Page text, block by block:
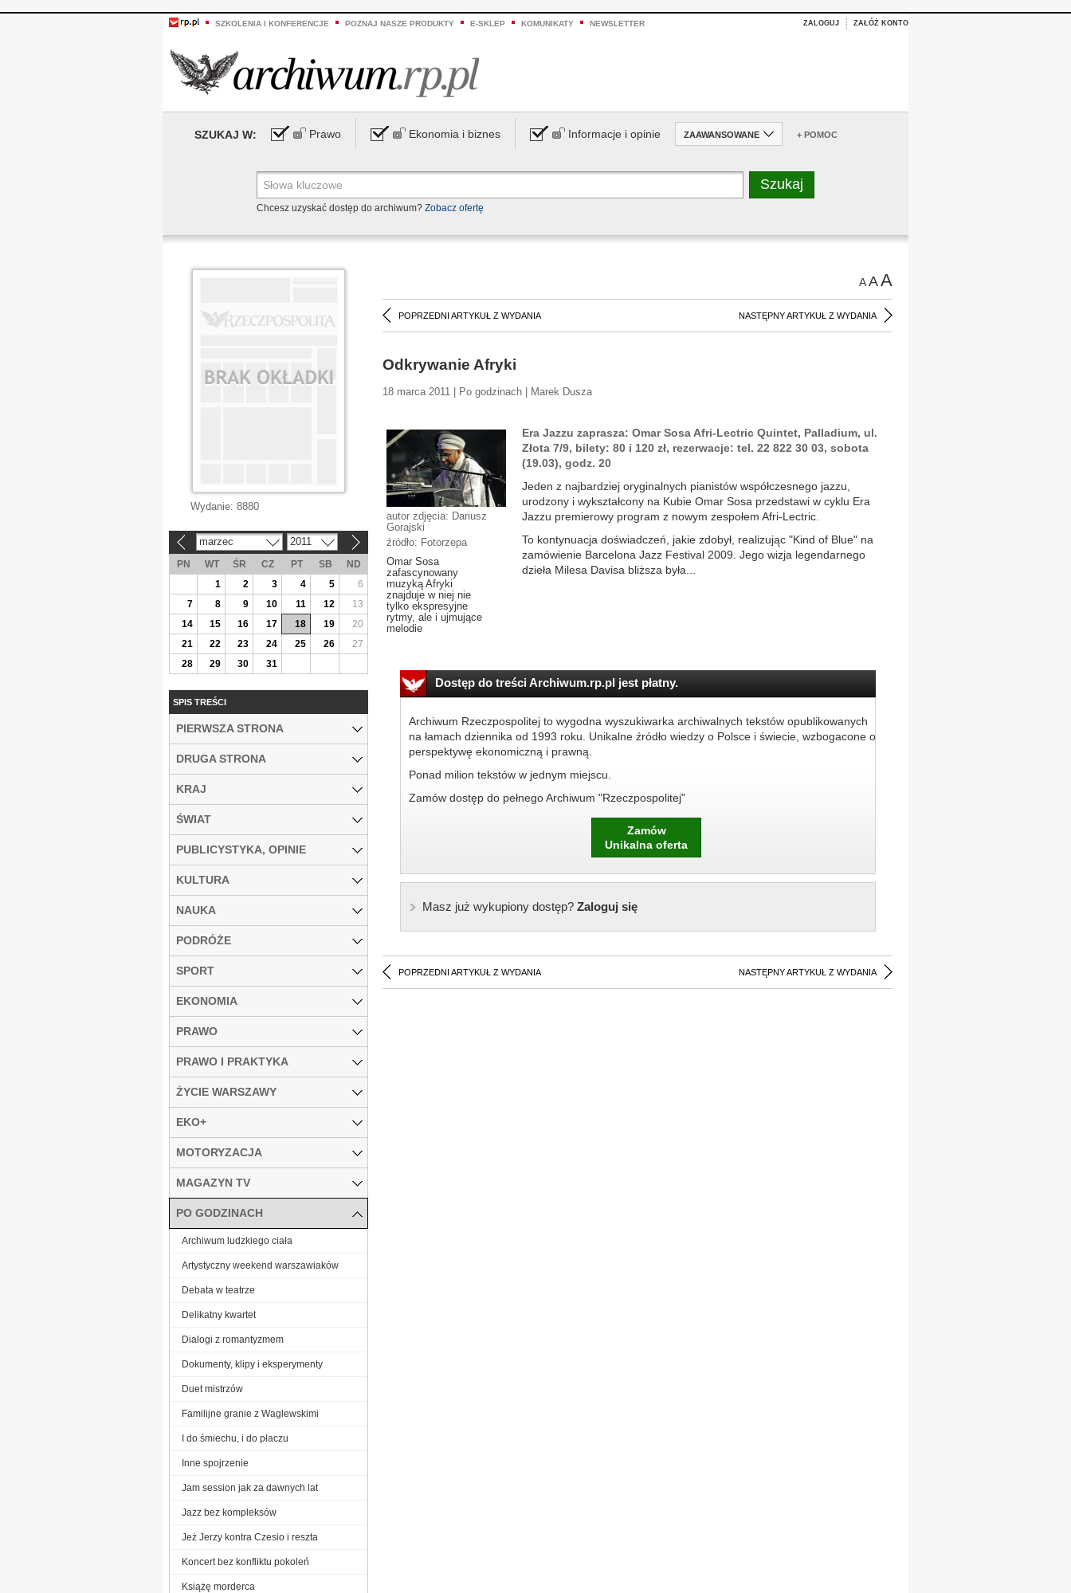
SZKOLENIA I KONFERENCJE POZNAJ NASZE PRODUKTY E-SKLEP KOMUNIKATY NEWSLETTER ZALOGUJ ZAŁÓŻ KONTO
SZUKAJ W: Prawo Ekonomia i biznes Informacje i opinie ZAAWANSOWANE + POMOC
Chcesz uzyskać dostęp do archiwum? Zobacz ofertę
AAA
POPRZEDNI ARTYKUŁ Z WYDANIA NASTĘPNY ARTYKUŁ Z WYDANIA
Odkrywanie Afryki
18 marca 2011 | Po godzinach | Marek Dusza
autor zdjęcia: Dariusz
Gorajski
źródło: Fotorzepa
Omar Sosa
zafascynowany
muzyką Afryki
znajduje w niej nie
tylko ekspresyjne
rytmy, ale i ujmujące
melodie
Era Jazzu zaprasza: Omar Sosa Afri-Lectric Quintet, Palladium, ul.
Złota 7/9, bilety: 80 i 120 zł, rezerwacje: tel. 22 822 30 03, sobota
(19.03), godz. 20
Jeden z najbardziej oryginalnych pianistów współczesnego jazzu,
urodzony i wykształcony na Kubie Omar Sosa przedstawi w cyklu Era
Jazzu premierowy program z nowym zespołem Afri-Lectric.
To kontynuacja doświadczeń, jakie zdobył, realizując "Kind of Blue" na
zamówienie Barcelona Jazz Festival 2009. Jego wizja legendarnego
dzieła Milesa Davisa bliższa była...
Dostęp do treści Archiwum.rp.pl jest płatny.
Archiwum Rzeczpospolitej to wygodna wyszukiwarka archiwalnych tekstów opublikowanych
na łamach dziennika od 1993 roku. Unikalne źródło wiedzy o Polsce i świecie, wzbogacone o
perspektywę ekonomiczną i prawną.
Ponad milion tekstów w jednym miejscu.
Zamów dostęp do pełnego Archiwum "Rzeczpospolitej"
Zamów
Unikalna oferta
Masz już wykupiony dostęp?Zaloguj się
POPRZEDNI ARTYKUŁ Z WYDANIA NASTĘPNY ARTYKUŁ Z WYDANIA
Wydanie: 8880
marzec 2011
PN WT ŚR CZ PT SB
ND
1
2 3 4 5
6
7
8 9 10 11 12
13
14
15 16 17 18 19
20
21
22 23 24 25 26
27
28
29 30 31
SPIS TREŚCI
PIERWSZA STRONA
DRUGA STRONA
KRAJ
ŚWIAT
PUBLICYSTYKA, OPINIE
KULTURA
NAUKA
PODRÓŻE
SPORT
EKONOMIA
PRAWO
PRAWO I PRAKTYKA
ŻYCIE WARSZAWY
EKO+
MOTORYZACJA
MAGAZYN TV
PO GODZINACH
Archiwum ludzkiego ciała
Artystyczny weekend warszawiaków
Debata w teatrze
Delikatny kwartet
Dialogi z romantyzmem
Dokumenty, klipy i eksperymenty
Duet mistrzów
Familijne granie z Waglewskimi
I do śmiechu, i do płaczu
Inne spojrzenie
Jam session jak za dawnych lat
Jazz bez kompleksów
Jeż Jerzy kontra Czesio i reszta
Koncert bez konfliktu pokoleń
Książę morderca